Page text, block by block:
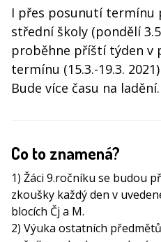
I přes posunutí termínu
střední školy (pondělí
proběhne příští týden v
termínu (15.3.-19.3.
Bude více času na
Co to znamená?
1) Žáci 9.ročníku se budou
zkoušky každý den v
blocích Čj a M.
2) Výuka ostatních předmětů